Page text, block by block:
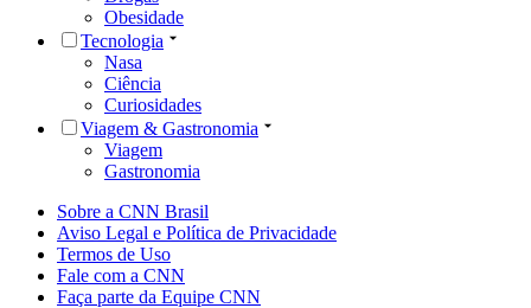
Obesidade
Tecnologia
Nasa
Ciência
Curiosidades
Viagem & Gastronomia
Viagem
Gastronomia
Sobre a CNN Brasil
Aviso Legal e Política de Privacidade
Termos de Uso
Fale com a CNN
Faça parte da Equipe CNN